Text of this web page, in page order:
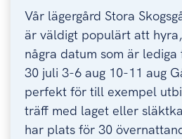
Vår lägergård Stora
är väldigt populärt att
några datum som är
30 juli 3-6 aug 10-11 aug
perfekt för till exempel
träff med laget eller
har plats för 30